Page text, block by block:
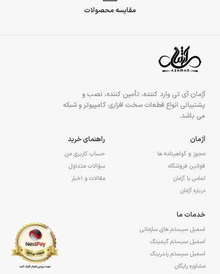
مقایسه محصولات
آژمان آی تی وارد کننده، تأمین کننده، نصب و
پشتیبانی انواع قطعات سخت افزاری کامپیوتر و شبکه
می باشد.
آژمان
مجوز و گواهینامه ها
قوانین فروشگاه
تماس با آژمان
درباره آژمان
راهنمای خرید
حساب کاربری من
سؤالات متداول
مقالات و اخبار
خدمات ما
اسمبل سیستم های سازمانی
اسمبل سیستم گیمینگ
اسمبل سیستم رندرینگ
مشاوره رایگان